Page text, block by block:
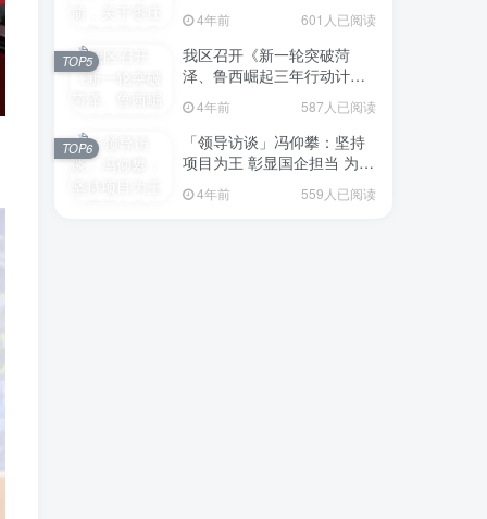
4年前 601人已阅读
我区召开《新一轮突破菏
泽、鲁西崛起三年行动计划
意见稿）政策分析研判会议
4年前 587人已阅读
TOP5
「领导访谈」冯仰攀：坚持
项目为王 彰显国企担当 为全
点项目建设贡献“交发力量”
4年前 559人已阅读
TOP6